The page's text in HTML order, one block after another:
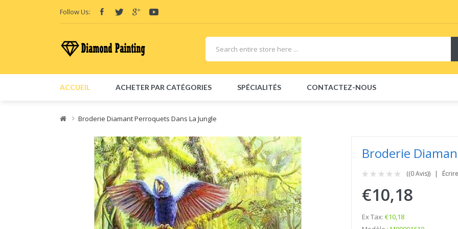
Follow Us:
ACCUEIL ACHETER PAR CATÉGORIES SPÉCIALITÉS CONTACTEZ-NOUS
Broderie Diamant Perroquets Dans La Jungle
Broderie
((0 Avis))
€10,18
Ex Tax: €10,18